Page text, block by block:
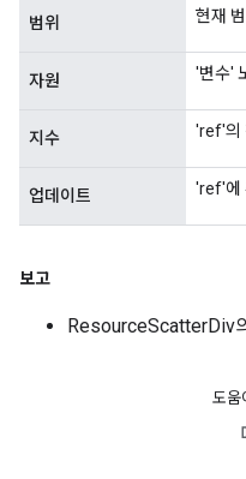
범위 현재
자원 '변수'
지수 'ref'의
업데이트 'ref'에
보고
ResourceScatterDiv
도움